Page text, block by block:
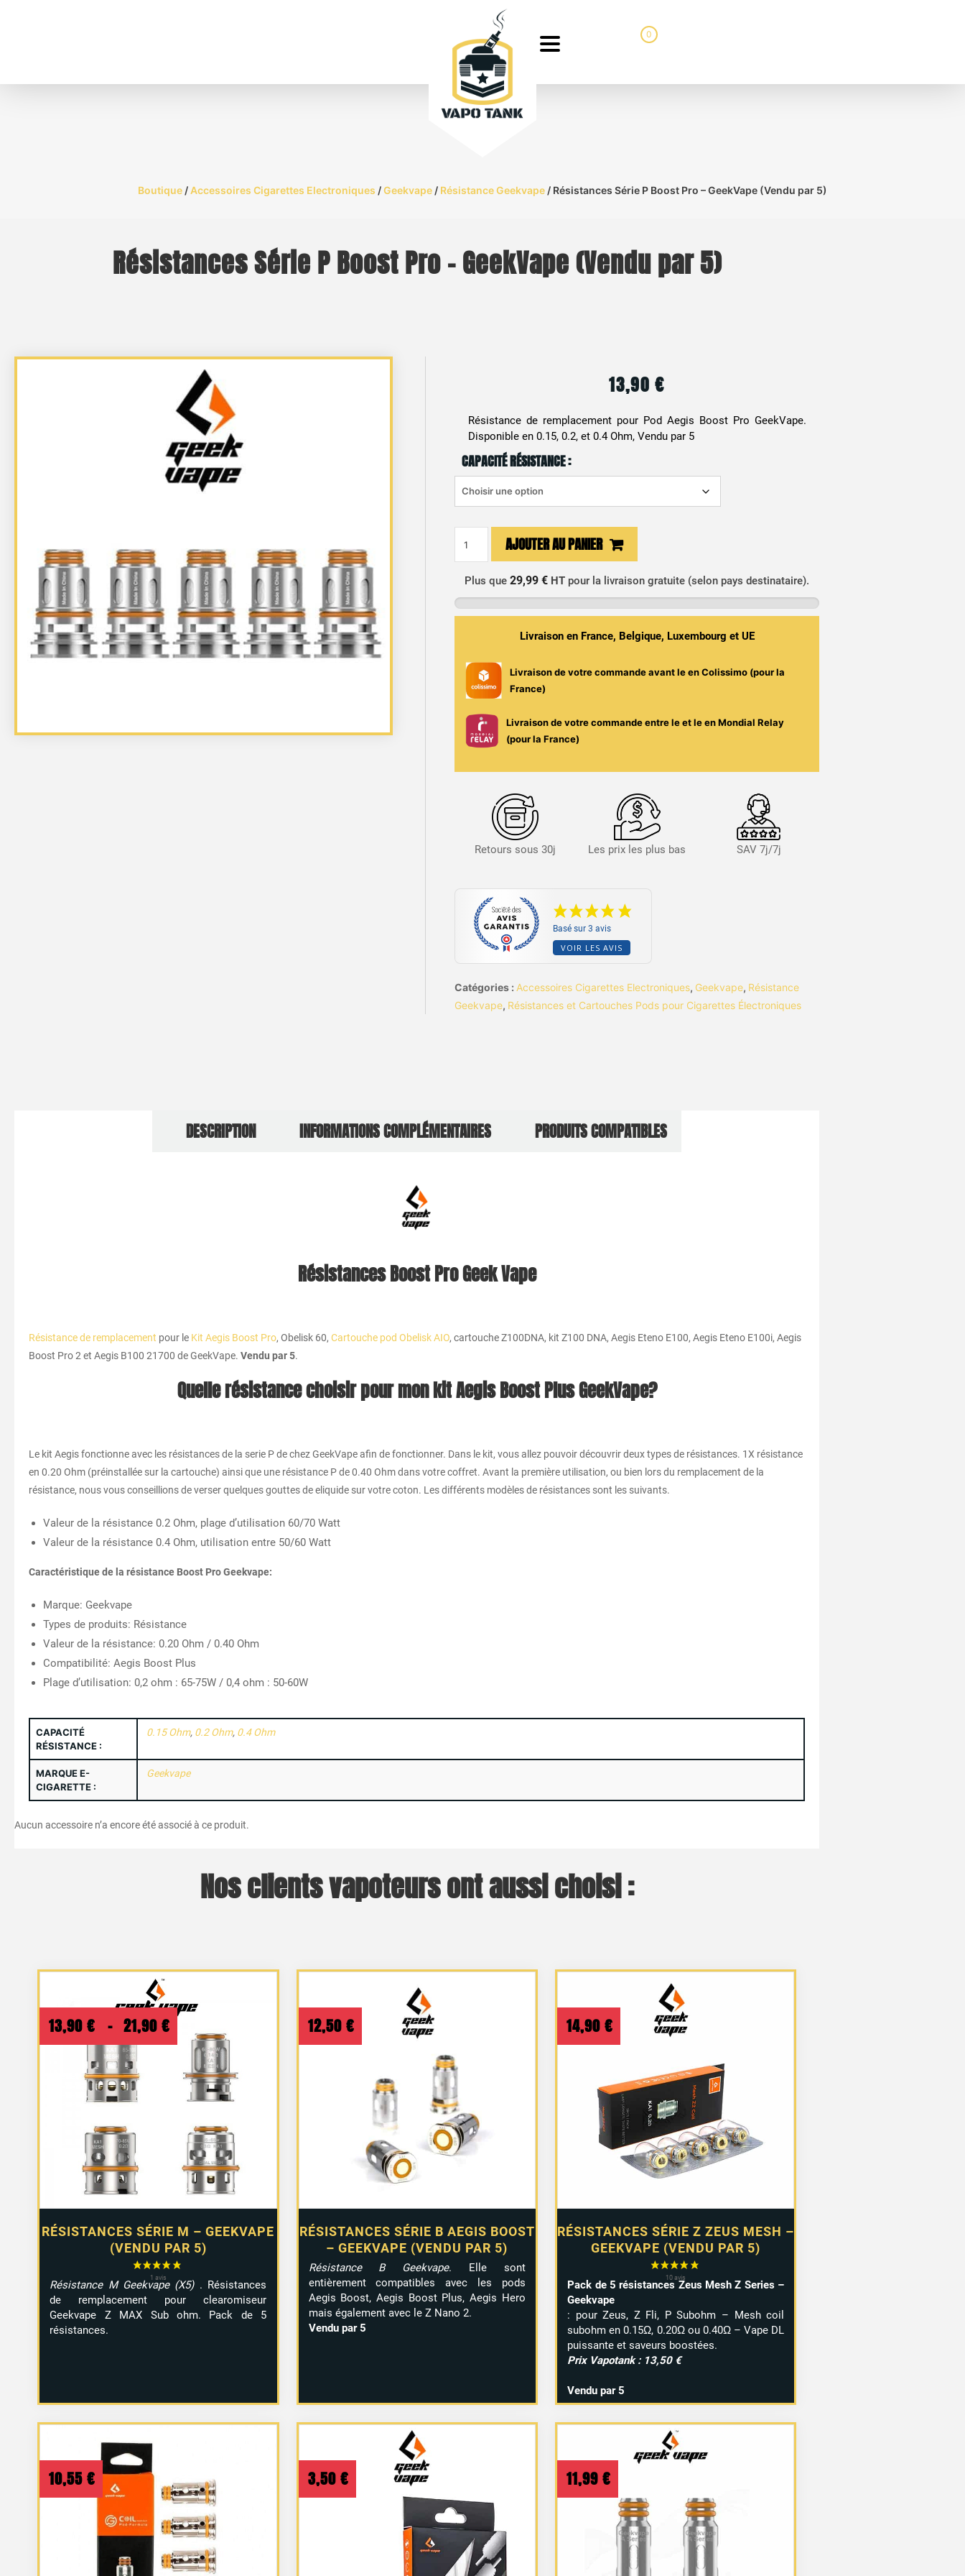
0
Boutique / Accessoires Cigarettes Electroniques /Geekvape / Résistance Geekvape / Résistances Série P Boost Pro – GeekVape (Vendu par 5)
Résistances Série P Boost Pro – GeekVape (Vendu par 5)
13,90€
Résistance de remplacement pour Pod Aegis Boost Pro GeekVape.
Disponible en 0.15, 0.2, et 0.4 Ohm, Vendu par 5
CAPACITÉ RÉSISTANCE :
Série
P
Boost
GeekVape
(Vendu
par
AJOUTER AU PANIER
Plus que29,99 € HT pour la livraison gratuite (selon pays destinataire).
Livraison en France, Belgique, Luxembourg et UE
Livraison de votre commande avant leen Colissimo (pour la
France)
Livraison de votre commande entre leet leen Mondial Relay
(pour la France)
Retours sous 30j Les prix les plus bas SAV 7j/7j
Basé sur 3 avis
VOIR LES AVIS
Catégories : Accessoires Cigarettes Electroniques, Geekvape, Résistance
Geekvape, Résistances et Cartouches Pods pour Cigarettes Électroniques
DESCRIPTION INFORMATIONS COMPLÉMENTAIRES PRODUITS COMPATIBLES
Résistances Boost Pro Geek Vape
Résistance de remplacement pour le Kit Aegis Boost Pro, Obelisk 60, Cartouche pod Obelisk AIO, cartouche Z100DNA, kit Z100 DNA, Aegis Eteno E100, Aegis Eteno E100i, Aegis
Boost Pro 2 et Aegis B100 21700 de GeekVape. Vendu par 5.
Quelle résistance choisir pour mon kit Aegis Boost Plus GeekVape?
Le kit Aegis fonctionne avec les résistances de la serie P de chez GeekVape afin de fonctionner. Dans le kit, vous allez pouvoir découvrir deux types de résistances. 1X résistance
en 0.20 Ohm (préinstallée sur la cartouche) ainsi que une résistance P de 0.40 Ohm dans votre coffret. Avant la première utilisation, ou bien lors du remplacement de la
résistance, nous vous conseillions de verser quelques gouttes de eliquide sur votre coton. Les différents modèles de résistances sont les suivants.
Valeur de la résistance 0.2 Ohm, plage d’utilisation 60/70 Watt
Valeur de la résistance 0.4 Ohm, utilisation entre 50/60 Watt
Caractéristique de la résistance Boost Pro Geekvape:
Marque: Geekvape
Types de produits: Résistance
Valeur de la résistance: 0.20 Ohm / 0.40 Ohm
Compatibilité: Aegis Boost Plus
Plage d’utilisation: 0,2 ohm : 65-75W / 0,4 ohm : 50-60W
CAPACITÉ
RÉSISTANCE :
0.15 Ohm, 0.2 Ohm, 0.4 Ohm
MARQUE E-
CIGARETTE :
Geekvape
Aucun accessoire n’a encore été associé à ce produit.
Nos clients vapoteurs ont aussi choisi :
RÉSISTANCES SÉRIE M – GEEKVAPE
(VENDU PAR 5)
13,90€ – 21,90€
de
prix :
13,90 €
21,90 €
Résistance M Geekvape (X5). Résistances
de remplacement pour clearomiseur
Geekvape Z MAX Sub ohm. Pack de 5
résistances.
RÉSISTANCES SÉRIE B AEGIS BOOST
– GEEKVAPE (VENDU PAR 5)
12,50 €
Résistance B Geekvape. Elle sont
entièrement compatibles avec les pods
Aegis Boost, Aegis Boost Plus, Aegis Hero
mais également avec le Z Nano 2.
Vendu par 5
RÉSISTANCES SÉRIE Z ZEUS MESH –
GEEKVAPE (VENDU PAR 5)
14,90 €
Pack de 5 résistances Zeus Mesh Z Series –
Geekvape
: pour Zeus, Z Fli, P Subohm – Mesh coil
subohm en 0.15Ω, 0.20Ω ou 0.40Ω – Vape DL
puissante et saveurs boostées.
Prix Vapotank : 13,50 €
Vendu par 5
10,55€ 3,50 € 11,99 €